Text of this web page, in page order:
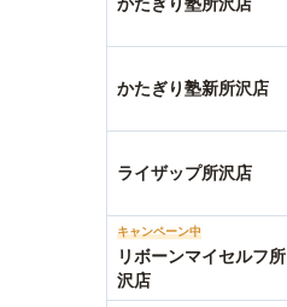
かたぎり塾新所沢店
ライザップ所沢店
キャンペーン中
リボーンマイセルフ所
沢店